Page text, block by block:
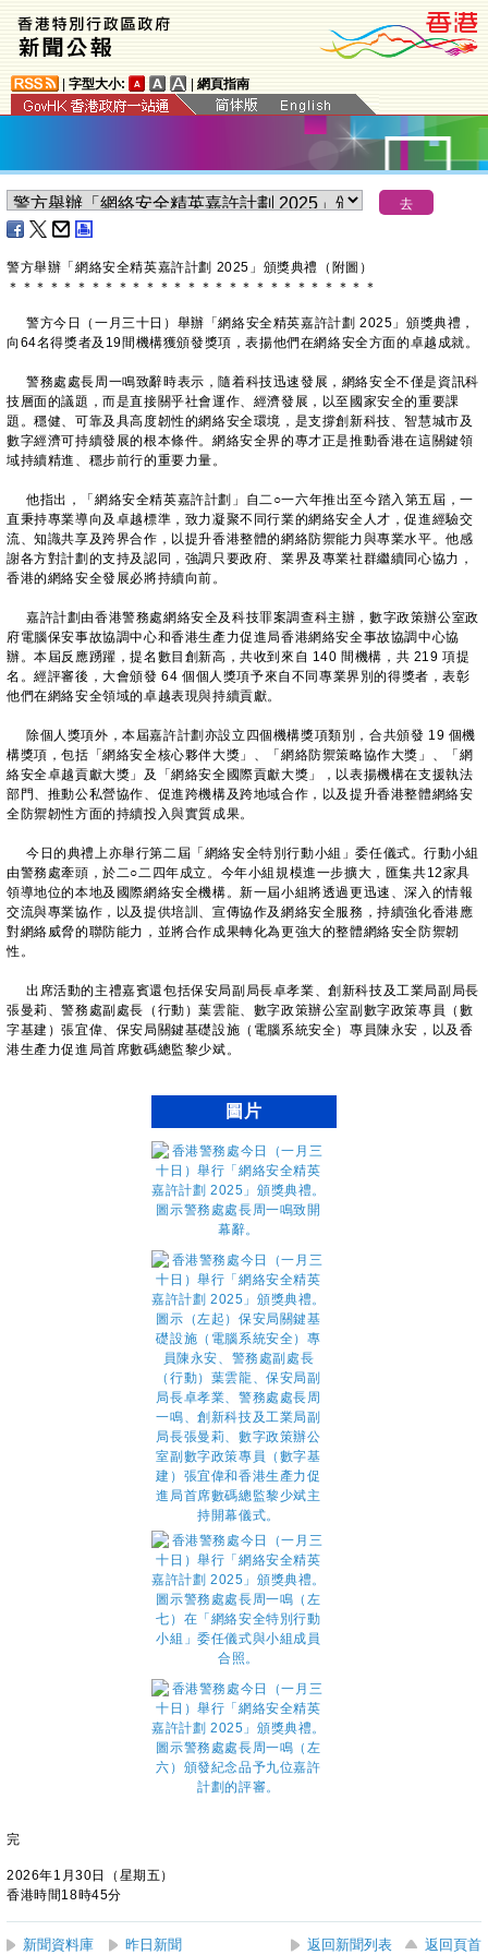
字型大小: 網頁指南
警方舉辦「網絡安全精英嘉許計劃 2025」頒獎典禮（附圖）
＊ ＊ ＊ ＊ ＊ ＊ ＊ ＊ ＊ ＊ ＊ ＊ ＊ ＊ ＊ ＊ ＊ ＊ ＊ ＊ ＊ ＊ ＊ ＊ ＊ ＊ ＊
警方今日（一月三十日）舉辦「網絡安全精英嘉許計劃 2025」頒獎典禮，
向64名得獎者及19間機構獲頒發獎項，表揚他們在網絡安全方面的卓越成就。
警務處處長周一鳴致辭時表示，隨着科技迅速發展，網絡安全不僅是資訊科
技層面的議題，而是直接關乎社會運作、經濟發展，以至國家安全的重要課
題。穩健、可靠及具高度韌性的網絡安全環境，是支撐創新科技、智慧城市及
數字經濟可持續發展的根本條件。網絡安全界的專才正是推動香港在這關鍵領
域持續精進、穩步前行的重要力量。
他指出，「網絡安全精英嘉許計劃」自二○一六年推出至今踏入第五屆，一
直秉持專業導向及卓越標準，致力凝聚不同行業的網絡安全人才，促進經驗交
流、知識共享及跨界合作，以提升香港整體的網絡防禦能力與專業水平。他感
謝各方對計劃的支持及認同，強調只要政府、業界及專業社群繼續同心協力，
香港的網絡安全發展必將持續向前。
嘉許計劃由香港警務處網絡安全及科技罪案調查科主辦，數字政策辦公室政
府電腦保安事故協調中心和香港生產力促進局香港網絡安全事故協調中心協
辦。本屆反應踴躍，提名數目創新高，共收到來自 140 間機構，共 219 項提
名。經評審後，大會頒發 64 個個人獎項予來自不同專業界別的得獎者，表彰
他們在網絡安全領域的卓越表現與持續貢獻。
除個人獎項外，本屆嘉許計劃亦設立四個機構獎項類別，合共頒發 19 個機
構獎項，包括「網絡安全核心夥伴大獎」、「網絡防禦策略協作大獎」、「網
絡安全卓越貢獻大獎」及「網絡安全國際貢獻大獎」，以表揚機構在支援執法
部門、推動公私營協作、促進跨機構及跨地域合作，以及提升香港整體網絡安
全防禦韌性方面的持續投入與實質成果。
今日的典禮上亦舉行第二屆「網絡安全特別行動小組」委任儀式。行動小組
由警務處牽頭，於二○二四年成立。今年小組規模進一步擴大，匯集共12家具
領導地位的本地及國際網絡安全機構。新一屆小組將透過更迅速、深入的情報
交流與專業協作，以及提供培訓、宣傳協作及網絡安全服務，持續強化香港應
對網絡威脅的聯防能力，並將合作成果轉化為更強大的整體網絡安全防禦韌
性。
出席活動的主禮嘉賓還包括保安局副局長卓孝業、創新科技及工業局副局長
張曼莉、警務處副處長（行動）葉雲龍、數字政策辦公室副數字政策專員（數
字基建）張宜偉、保安局關鍵基礎設施（電腦系統安全）專員陳永安，以及香
港生產力促進局首席數碼總監黎少斌。
圖片
完
2026年1月30日（星期五）
香港時間18時45分
新聞資料庫 昨日新聞 返回新聞列表 返回頁首